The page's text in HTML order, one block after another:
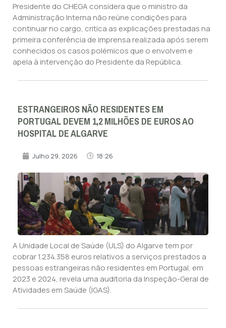
Presidente do CHEGA considera que o ministro da
Administração Interna não reúne condições para
continuar no cargo, critica as explicações prestadas na
primeira conferência de imprensa realizada após serem
conhecidos os casos polémicos que o envolvem e
apela à intervenção do Presidente da República.
ESTRANGEIROS NÃO RESIDENTES EM
PORTUGAL DEVEM 1,2 MILHÕES DE EUROS AO
HOSPITAL DE ALGARVE
Julho 29, 2026 18:26
A Unidade Local de Saúde (ULS) do Algarve tem por
cobrar 1.234.358 euros relativos a serviços prestados a
pessoas estrangeiras não residentes em Portugal, em
2023 e 2024, revela uma auditoria da Inspeção-Geral de
Atividades em Saúde (IGAS).